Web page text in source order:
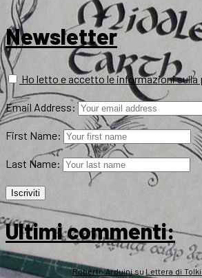
Newsletter
Ho letto e accetto le informazioni sulla
Email Address:
First Name:
Last Name:
Ultimi commenti:
Roberto Arduinisu Lettera di